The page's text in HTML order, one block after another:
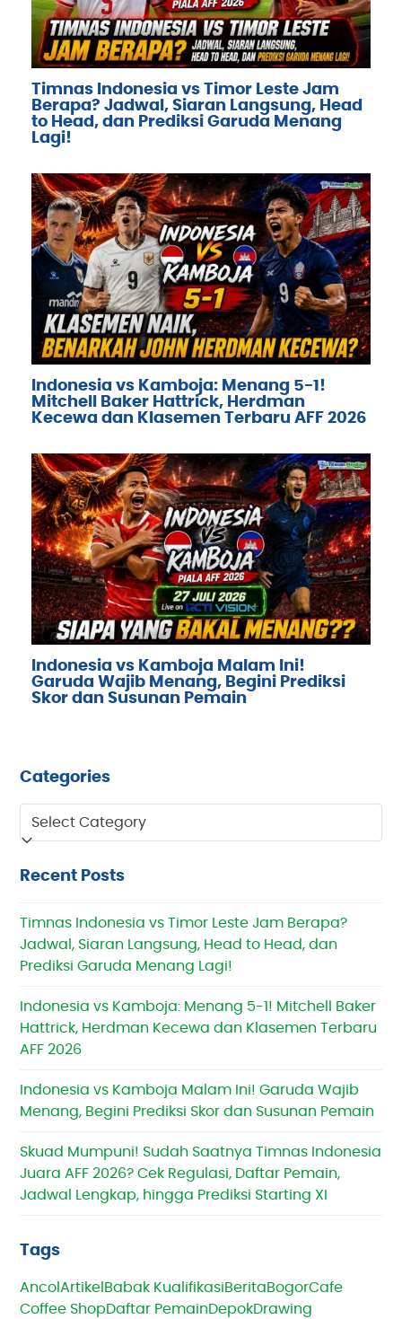
Timnas Indonesia vs Timor Leste Jam
Berapa? Jadwal, Siaran Langsung, Head
to Head, dan Prediksi Garuda Menang
Lagi!
Indonesia vs Kamboja: Menang 5-1!
Mitchell Baker Hattrick, Herdman
Kecewa dan Klasemen Terbaru AFF 2026
Indonesia vs Kamboja Malam Ini!
Garuda Wajib Menang, Begini Prediksi
Skor dan Susunan Pemain
Categories
Categories
Recent Posts
Timnas Indonesia vs Timor Leste Jam Berapa?
Jadwal, Siaran Langsung, Head to Head, dan
Prediksi Garuda Menang Lagi!
Indonesia vs Kamboja: Menang 5-1! Mitchell Baker
Hattrick, Herdman Kecewa dan Klasemen Terbaru
AFF 2026
Indonesia vs Kamboja Malam Ini! Garuda Wajib
Menang, Begini Prediksi Skor dan Susunan Pemain
Skuad Mumpuni! Sudah Saatnya Timnas Indonesia
Juara AFF 2026? Cek Regulasi, Daftar Pemain,
Jadwal Lengkap, hingga Prediksi Starting XI
Tags
Ancol Artikel Babak KualifikasiBeritaBogorCafe
Coffee ShopDaftar PemainDepokDrawing